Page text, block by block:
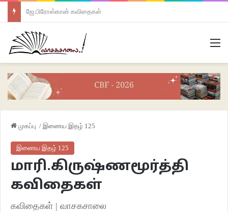
ஜே.பிரோஸ்கான் கவிதைகள்
முகப்பு / இணைய இதழ் 125
இணைய இதழ் 125
மாரி.கிருஷ்ணமூர்த்தி
கவிதைகள்
கவிதைகள் | வாசகசாலை